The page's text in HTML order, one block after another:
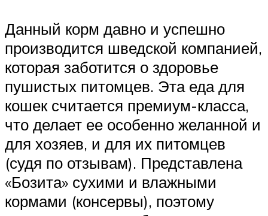
Данный корм давно и успешно
производится шведской компанией,
которая заботится о здоровье
пушистых питомцев. Эта еда для
кошек считается премиум-класса,
что делает ее особенно желанной и
для хозяев, и для их питомцев
(судя по отзывам). Представлена
«Бозита» сухими и влажными
кормами (консервы), поэтому